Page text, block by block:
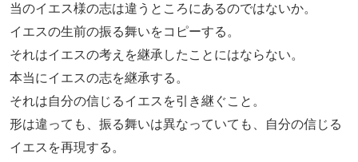
当のイエス様の志は違うところにあるのではないか。
イエスの生前の振る舞いをコピーする。
それはイエスの考えを継承したことにはならない。
本当にイエスの志を継承する。
それは自分の信じるイエスを引き継ぐこと。
形は違っても、振る舞いは異なっていても、自分の信じる
イエスを再現する。